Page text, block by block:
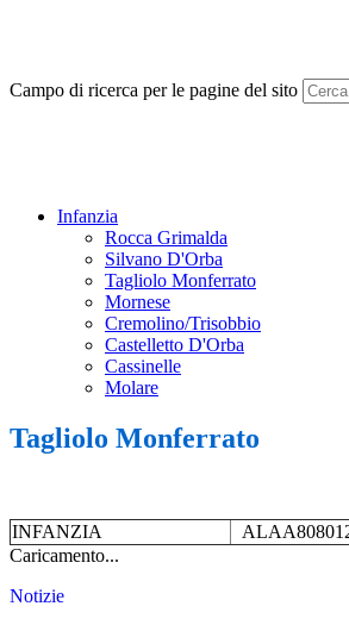
Campo di ricerca per le pagine del sito
Infanzia
Rocca Grimalda
Silvano D'Orba
Tagliolo Monferrato
Mornese
Cremolino/Trisobbio
Castelletto D'Orba
Cassinelle
Molare
Tagliolo Monferrato
INFANZIA
Caricamento...
Notizie